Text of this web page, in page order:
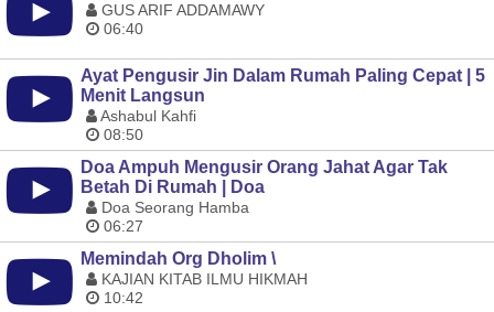
GUS ARIF ADDAMAWY
06:40
Ayat Pengusir Jin Dalam Rumah Paling Cepat | 5
Menit Langsun
Ashabul Kahfi
08:50
Doa Ampuh Mengusir Orang Jahat Agar Tak
Betah Di Rumah | Doa
Doa Seorang Hamba
06:27
Memindah Org Dholim \
KAJIAN KITAB ILMU HIKMAH
10:42